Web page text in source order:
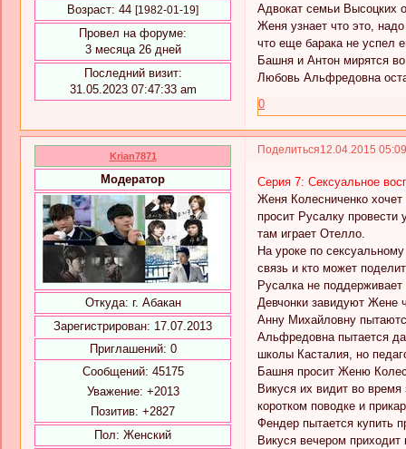
Возраст: 44 [1982-01-19]
Провел на форуме:
3 месяца 26 дней
Последний визит:
31.05.2023 07:47:33 am
Адвокат семьи Высоцких
Женя узнает что это,
что еще барака не успел
Башня и Антон мирятся
Любовь Альфредовна
0
Поделиться12.04.2015
Krian7871
Модератор
Откуда: г. Абакан
Зарегистрирован: 17.07.2013
Приглашений: 0
Сообщений: 45175
Уважение: +2013
Позитив: +2827
Пол: Женский
Серия 7: Сексуальное
Женя Колесниченко
просит Русалку
там играет Отелло.
На уроке по
связь и кто может
Русалка не
Девчонки завидуют Жене
Анну Михайловну
Альфредовна пытается
школы Касталия, но
Башня просит Женю
Викуся их видит во
коротком поводке и
Фендер пытается купить
Викуся вечером